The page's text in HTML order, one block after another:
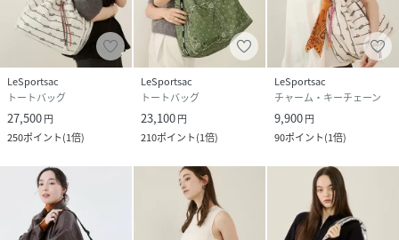
こちらはレスポートサック公式ストアです。商品は全て正規
品です。
※同じスタイルでお探しの場合は
【レスポ 2094】
プリント一覧をご覧になりたい場合は
と画面上部の「検索欄」に入力し、ご確認ください。
【レスポートサック公式ショップ lesportsacアトリエ
Atelier トートバッグ ショルダー マルシェバッグ 軽
LeSportsac
トートバッグ
27,500円
250ポイント(1倍)
LeSportsac
トートバッグ
23,100円
210ポイント(1倍)
LeSportsac
チャーム・キーチェーン
9,900円
90ポイント(1倍)